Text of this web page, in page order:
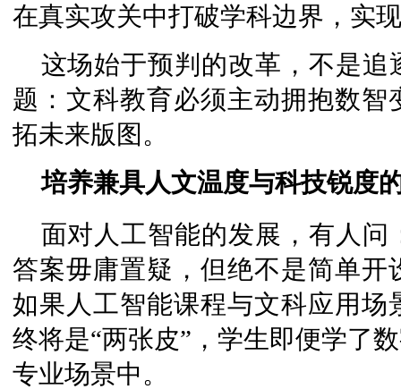
在真实攻关中打破学科边界，实
这场始于预判的改革，不是
题：文科教育必须主动拥抱数
拓未来版图。
培养兼具人文温度与科技锐度
面对人工智能的发展，有人
答案毋庸置疑，但绝不是简单
如果人工智能课程与文科应用
终将是“两张皮”，学生即便学了
专业场景中。